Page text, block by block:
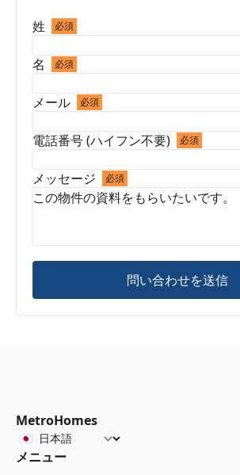
姓 必須
名 必須
メール 必須
電話番号 (ハイフン不要) 必須
メッセージ 必須
問い合わせを送信
MetroHomes
メニュー